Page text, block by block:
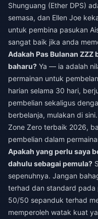
Shunguang (Ether DPS)
semasa, dan Ellen Joe
untuk pembina pasukan
sangat baik jika anda
Adakah Pas Bulanan
baharu? Ya — ia adalah
permainan untuk
harian selama 30 hari,
pembelian sekaligus
berbelanja, mulakan di
Zone Zero terbaik 2026,
pembelian dalam
Apakah yang perlu saya
dahulu sebagai pemula?
sepenuhnya. Jangan
terhad dan standard
50/50 sepanduk terhad
memperoleh watak kuat